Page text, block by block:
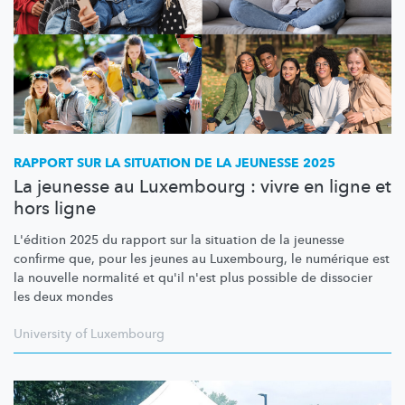
RAPPORT SUR LA SITUATION DE LA JEUNESSE 2025
La jeunesse au Luxembourg : vivre en ligne et
hors ligne
L'édition 2025 du rapport sur la situation de la jeunesse
confirme que, pour les jeunes au Luxembourg, le numérique est
la nouvelle normalité et qu'il n'est plus possible de dissocier
les deux mondes
University of Luxembourg